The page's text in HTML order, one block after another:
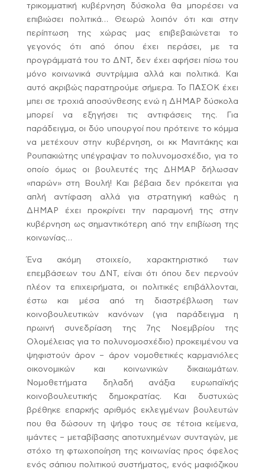
τρικομματική κυβέρνηση δύσκολα θα μπορέσει να
επιβιώσει πολιτικά… Θεωρώ λοιπόν ότι και στην
περίπτωση της χώρας μας επιβεβαιώνεται το
γεγονός ότι από όπου έχει περάσει, με τα
προγράμματά του το ΔΝΤ, δεν έχει αφήσει πίσω του
μόνο κοινωνικά συντρίμμια αλλά και πολιτικά. Και
αυτό ακριβώς παρατηρούμε σήμερα. Το ΠΑΣΟΚ έχει
μπει σε τροχιά αποσύνθεσης ενώ η ΔΗΜΑΡ δύσκολα
μπορεί να εξηγήσει τις αντιφάσεις της. Για
παράδειγμα, οι δύο υπουργοί που πρότεινε το κόμμα
να μετέχουν στην κυβέρνηση, οι κκ Μανιτάκης και
Ρουπακιώτης υπέγραψαν το πολυνομοσχέδιο, για το
οποίο όμως οι βουλευτές της ΔΗΜΑΡ δήλωσαν
«παρών» στη Βουλή! Και βέβαια δεν πρόκειται για
απλή αντίφαση αλλά για στρατηγική καθώς η
ΔΗΜΑΡ έχει προκρίνει την παραμονή της στην
κυβέρνηση ως σημαντικότερη από την επιβίωση της
κοινωνίας…
Ένα ακόμη στοιχείο, χαρακτηριστικό των
επεμβάσεων του ΔΝΤ, είναι ότι όπου δεν περνούν
πλέον τα επιχειρήματα, οι πολιτικές επιβάλλονται,
έστω και μέσα από τη διαστρέβλωση των
κοινοβουλευτικών κανόνων (για παράδειγμα η
πρωινή συνεδρίαση της 7ης Νοεμβρίου της
Ολομέλειας για το πολυνομοσχέδιο) προκειμένου να
ψηφιστούν άρον – άρον νομοθετικές καρμανιόλες
οικονομικών και κοινωνικών δικαιωμάτων.
Νομοθετήματα δηλαδή ανάξια ευρωπαϊκής
κοινοβουλευτικής δημοκρατίας. Και δυστυχώς
βρέθηκε επαρκής αριθμός εκλεγμένων βουλευτών
που θα δώσουν τη ψήφο τους σε τέτοια κείμενα,
ιμάντες – μεταβίβασης αποτυχημένων συνταγών, με
στόχο τη φτωχοποίηση της κοινωνίας προς όφελος
ενός σάπιου πολιτικού συστήματος, ενός μαφιόζικου